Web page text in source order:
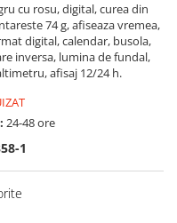
cu rosu, digital, curea din
74 g, afiseaza vremea,
digital, calendar, busola,
inversa, lumina de fundal,
afisaj 12/24 h.
24-48 ore
1